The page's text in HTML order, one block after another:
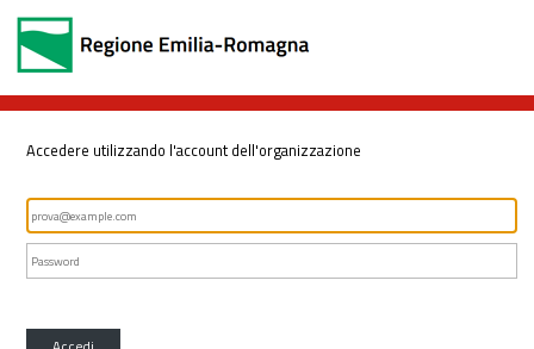
Accedere utilizzando l'account dell'organizzazione